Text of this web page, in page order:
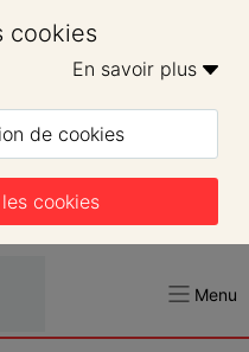
cookies
En savoir plus
de cookies
cookies
Menu